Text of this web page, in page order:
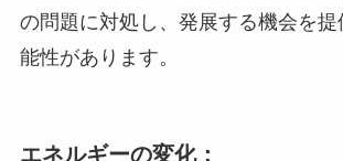
の問題に対処し、発展する機会を
能性があります。
エネルギーの変化：